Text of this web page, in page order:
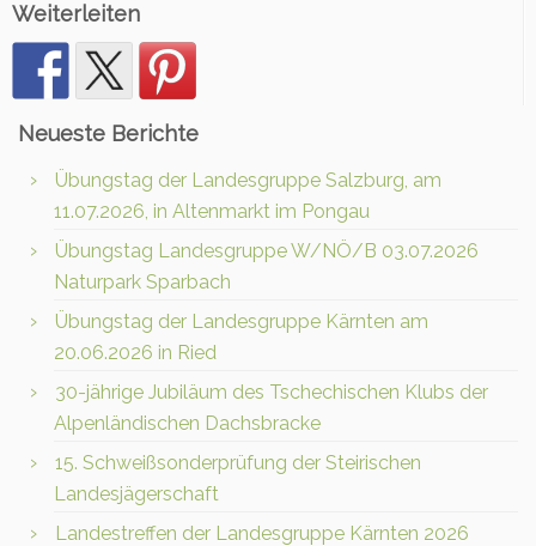
Weiterleiten
Neueste Berichte
Übungstag der Landesgruppe Salzburg, am
11.07.2026, in Altenmarkt im Pongau
Übungstag Landesgruppe W/NÖ/B 03.07.2026
Naturpark Sparbach
Übungstag der Landesgruppe Kärnten am
20.06.2026 in Ried
30-jährige Jubiläum des Tschechischen Klubs der
Alpenländischen Dachsbracke
15. Schweißsonderprüfung der Steirischen
Landesjägerschaft
Landestreffen der Landesgruppe Kärnten 2026